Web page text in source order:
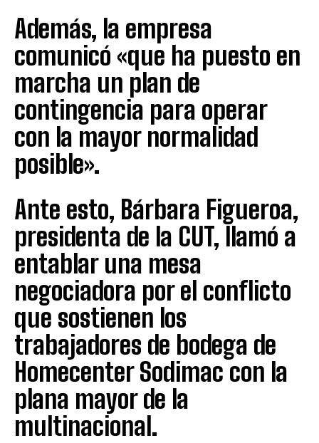
Además, la empresa
comunicó «que ha puesto en
marcha un plan de
contingencia para operar
con la mayor normalidad
posible».
Ante esto, Bárbara Figueroa,
presidenta de la CUT, llamó a
entablar una mesa
negociadora por el conflicto
que sostienen los
trabajadores de bodega de
Homecenter Sodimac con la
plana mayor de la
multinacional.